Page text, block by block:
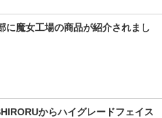
に魔女工場の商品が紹介されまし
からハイグレードフェイス